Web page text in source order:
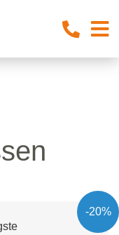
-20%